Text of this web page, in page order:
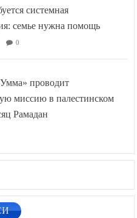
системная
семье нужна помощь
0
проводит
миссию в палестинском
Рамадан